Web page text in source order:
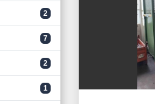
2
7
2
1